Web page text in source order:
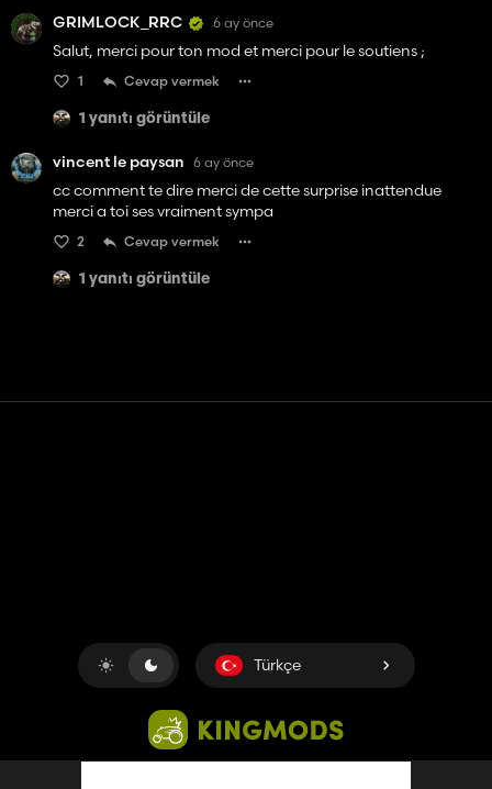
GRIMLOCK_RRC 6 ay önce
Salut, merci pour ton mod et merci pour le soutiens ;
1 Cevap vermek
1 yanıtı görüntüle
vincent le paysan 6 ay önce
cc comment te dire merci de cette surprise inattendue
merci a toi ses vraiment sympa
2 Cevap vermek
1 yanıtı görüntüle
Türkçe